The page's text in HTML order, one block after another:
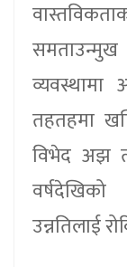
समताउन्मुख
व्यवस्थामा
तहतहमा
विभेद अझ
उन्नतिलाई